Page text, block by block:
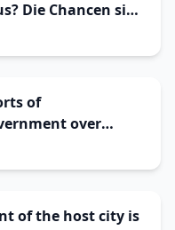
Die Chancen sind
of
over
of the host city is